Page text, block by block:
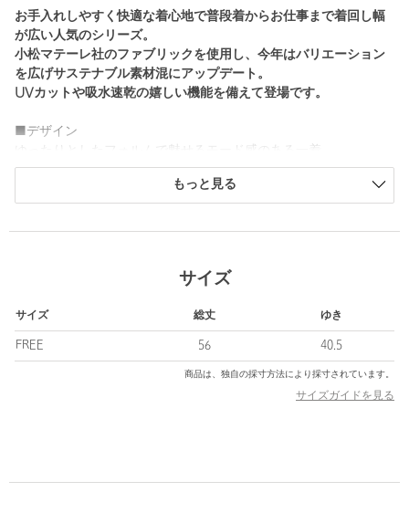
お手入れしやすく快適な着心地で普段着からお仕事まで着回し幅
が広い人気のシリーズ。
小松マテーレ社のファブリックを使用し、今年はバリエーション
を広げサステナブル素材混にアップデート。
UVカットや吸水速乾の嬉しい機能を備えて登場です。
■デザイン
ゆったりとしたフォルムで魅せるモード感のある一着。
裾のスピンドルを絞り、シルエットの調節が可能なのも嬉しいポ
シンプルなデザインでアレンジ力が高く、Tシャツ感覚で着用いた
ワイトにブラックのリブ、他カラーは身頃と同色のリブです。
■素材
小松マテーレ社のフクレツイルの二重織素材を使用し、糸に膨ら
みとナチュラルなシワ感を加える特殊加工で仕上げたユナイテッ
吸水速乾性があり、UVカット素材なのも嬉しいポイント。
もっと見る
サイズ
サイズ 総丈 ゆき
FREE 56 40.5
商品は、独自の採寸方法により採寸されています。
サイズガイドを見る